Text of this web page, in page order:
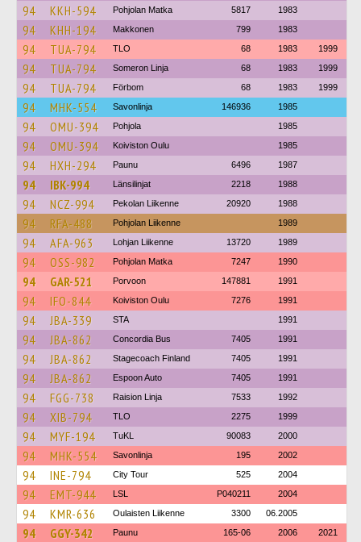
94 KKH-594 Pohjolan Matka 5817 1983
94 KHH-194 Makkonen 799 1983
94 TUA-794 TLO 68 1983 1999
94 TUA-794 Someron Linja 68 1983 1999
94 TUA-794 Förbom 68 1983 1999
94 MHK-554 Savonlinja 146936 1985
94 OMU-394 Pohjola 1985
94 OMU-394 Koiviston Oulu 1985
94 HXH-294 Paunu 6496 1987
94 IBK-994 Länsilinjat 2218 1988
94 NCZ-994 Pekolan Liikenne 20920 1988
94 RFA-488 Pohjolan Liikenne 1989
94 AFA-963 Lohjan Liikenne 13720 1989
94 OSS-982 Pohjolan Matka 7247 1990
94 GAR-521 Porvoon 147881 1991
94 IFO-844 Koiviston Oulu 7276 1991
94 JBA-339 STA 1991
94 JBA-862 Concordia Bus 7405 1991
94 JBA-862 Stagecoach Finland 7405 1991
94 JBA-862 Espoon Auto 7405 1991
94 FGG-738 Raision Linja 7533 1992
94 XIB-794 TLO 2275 1999
94 MYF-194 TuKL 90083 2000
94 MHK-554 Savonlinja 195 2002
94 INE-794 City Tour 525 2004
94 EMT-944 LSL P040211 2004
94 KMR-636 Oulaisten Liikenne 3300 06.2005
94 GGY-342 Paunu 165-06 2006 2021